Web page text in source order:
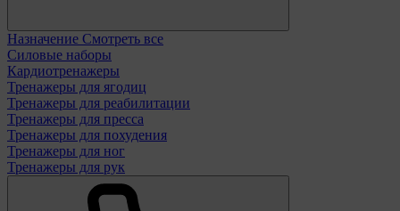
Назначение Смотреть все
Силовые наборы
Кардиотренажеры
Тренажеры для ягодиц
Тренажеры для реабилитации
Тренажеры для пресса
Тренажеры для похудения
Тренажеры для ног
Тренажеры для рук